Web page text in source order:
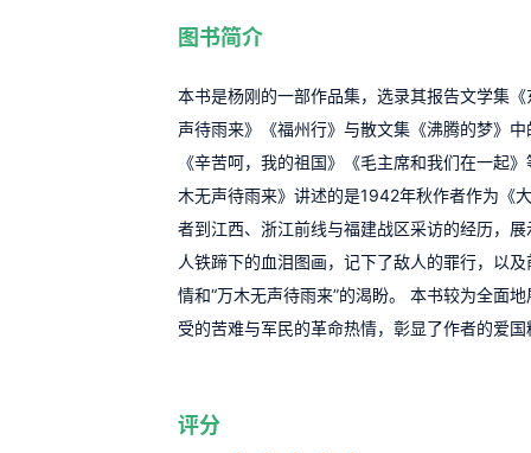
图书简介
本书是杨刚的一部作品集，选录其报告文学集
声待雨来》《福州行》与散文集《沸腾的梦》
《辛苦呵，我的祖国》《毛主席和我们在一起
木无声待雨来》讲述的是1942年秋作者作为《
者到江西、浙江前线与福建战区采访的经历，
人铁蹄下的血泪图画，记下了敌人的罪行，以
情和“万木无声待雨来”的渴盼。 本书较为全面
受的苦难与军民的革命热情，彰显了作者的爱国
评分